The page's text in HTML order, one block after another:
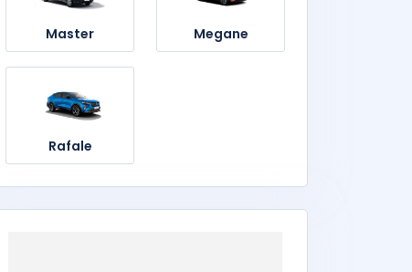
Master Megane
Rafale